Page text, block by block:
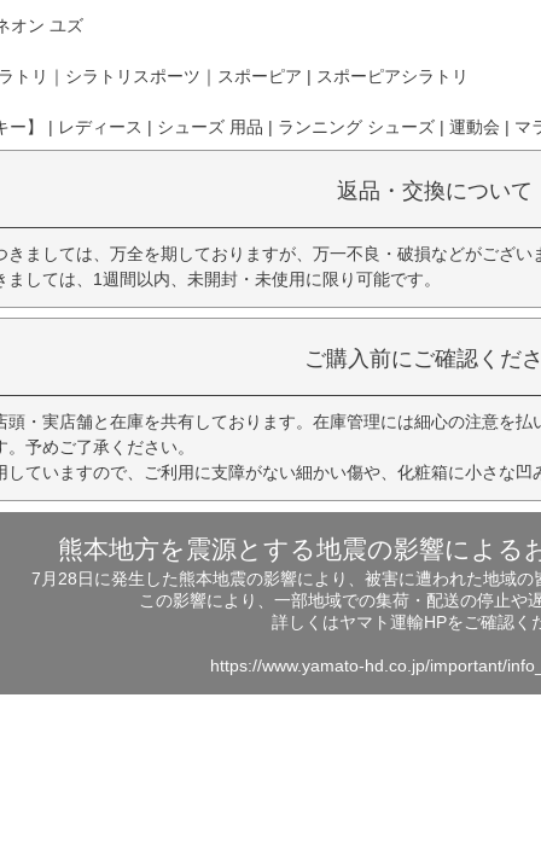
オン ユズ
トリ｜シラトリスポーツ｜スポーピア | スポーピアシラトリ
ー】 | レディース | シューズ 用品 | ランニング シューズ | 運動会 | マ
返品・交換について
きましては、万全を期しておりますが、万一不良・破損などがござ
ましては、1週間以内、未開封・未使用に限り可能です。
ご購入前にご確認くだ
頭・実店舗と在庫を共有しております。在庫管理には細心の注意を
予めご了承ください。
していますので、ご利用に支障がない細かい傷や、化粧箱に小さな
熊本地方を震源とする地震の影響による
7月28日に発生した熊本地震の影響により、被害に遭われた地域
この影響により、一部地域での集荷・配送の停止や
詳しくはヤマト運輸HPをご確認く
https://www.yamato-hd.co.jp/important/